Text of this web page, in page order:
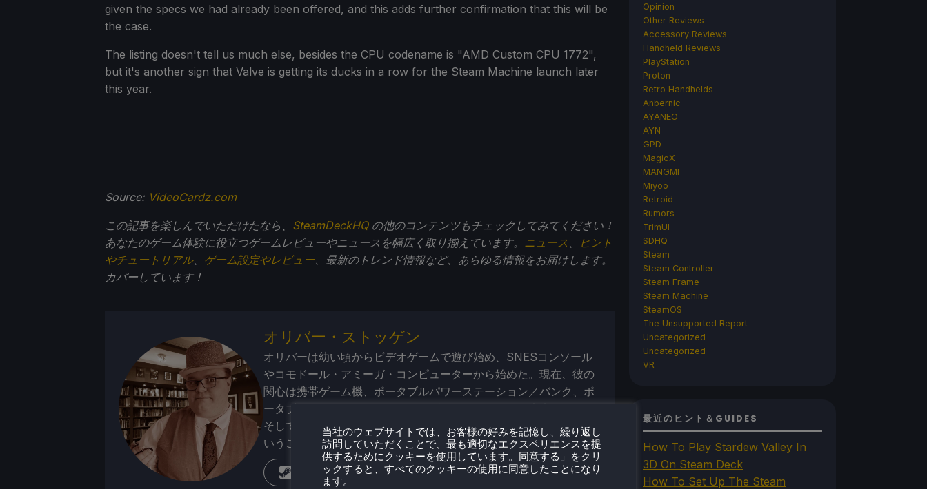
given the specs we had already been offered, and this adds further confirmation that this will be
the case.
The listing doesn't tell us much else, besides the CPU codename is "AMD Custom CPU 1772",
but it's another sign that Valve is getting its ducks in a row for the Steam Machine launch later
this year.
Source: VideoCardz.com
この記事を楽しんでいただけたなら、 SteamDeckHQの他のコンテンツもチェックしてみてください！
あなたのゲーム体験に役立つゲームレビューやニュースを幅広く取り揃えています。 ニュース 、
ヒント
やチュートリアル、 ゲーム設定やレビュー、最新のトレンド情報など、あらゆる情報をお届けします。
カバーしています！
オリバー・ストッゲン
オリバーは幼い頃からビデオゲームで遊び始め、SNESコンソール
やコモドール・アミーガ・コンピューターから始めた。現在、彼の
関心は携帯ゲーム機、ポータブルパワーステーション／バンク、ポ
ータブルモニターといったポータブルテクノロジーの未来にある。
そして、これらのデバイスをどこまで進化させることができるかと
いうことだ。
蒸気プロフィール
Opinion
Other Reviews
Accessory Reviews
Handheld Reviews
PlayStation
Proton
Retro Handhelds
Anbernic
AYANEO
AYN
GPD
MagicX
MANGMI
Miyoo
Retroid
Rumors
TrimUI
SDHQ
Steam
Steam Controller
Steam Frame
Steam Machine
SteamOS
The Unsupported Report
Uncategorized
Uncategorized
VR
最近のヒント＆GUIDES
How To Play Stardew Valley In
3D On Steam Deck
How To Set Up The Steam
当社のウェブサイトでは、お客様の好みを記憶し、繰り返し
訪問していただくことで、最も適切なエクスペリエンスを提
供するためにクッキーを使用しています。同意する」をクリ
ックすると、すべてのクッキーの使用に同意したことになり
ます。